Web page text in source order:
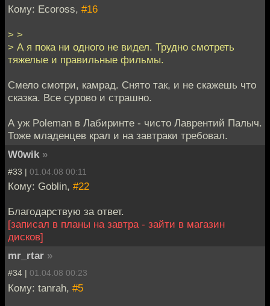
Кому: Ecoross, #16
> >
> А я пока ни одного не видел. Трудно смотреть
тяжелые и правильные фильмы.
Смело смотри, камрад. Снято так, и не скажешь что
сказка. Все сурово и страшно.
А уж Poleman в Лабиринте - чисто Лаврентий Палыч.
Тоже младенцев крал и на завтраки требовал.
W0wik »
#33 | 01.04.08 00:11
Кому: Goblin, #22
Благодарствую за ответ.
[записал в планы на завтра - зайти в магазин
дисков]
mr_rtar »
#34 | 01.04.08 00:23
Кому: tanrah, #5